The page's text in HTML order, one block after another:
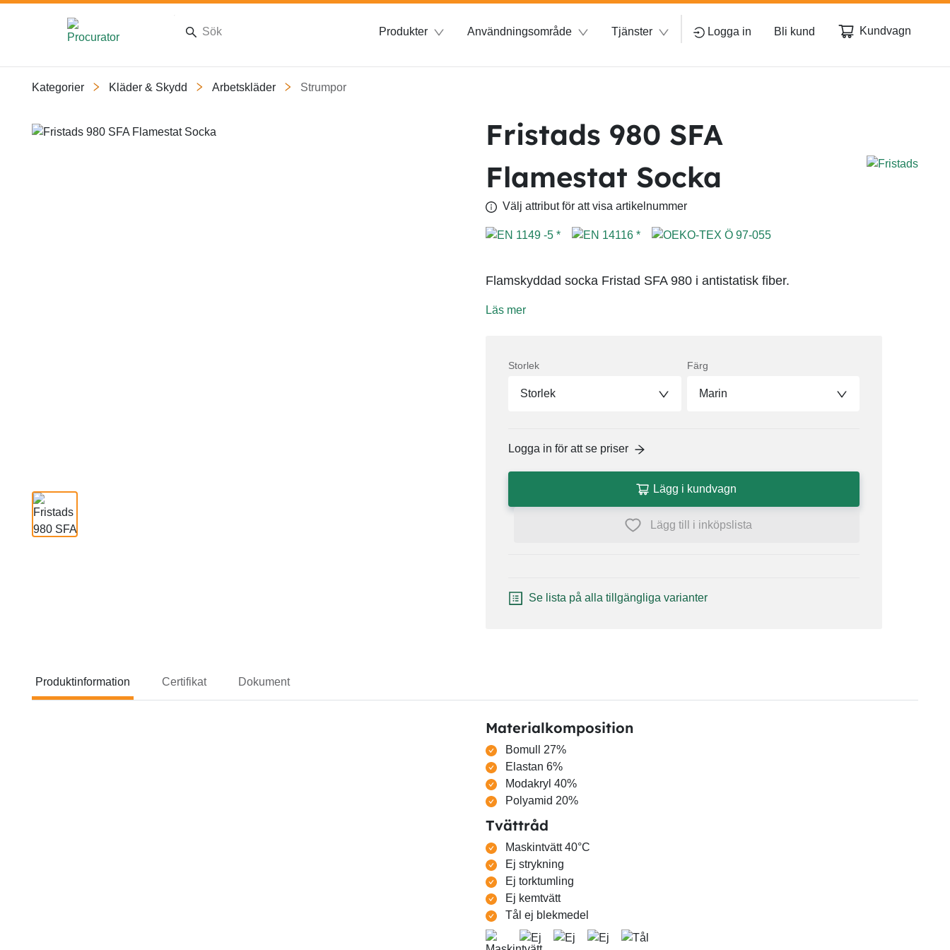
Produkter Användningsområde Tjänster Logga in Bli kund Kundvagn
Kategorier Kläder & Skydd Arbetskläder Strumpor
Slide 1 of 1
Fristads 980 SFA
Flamestat Socka
Välj attribut för att visa artikelnummer
Flamskyddad socka Fristad SFA 980 i antistatisk fiber.
Läs mer
Storlek
Storlek
Färg
Marin
Logga in för att se priser
Lägg i kundvagn
Lägg till i inköpslista
Se lista på alla tillgängliga varianter
Produktinformation Certifikat Dokument
Materialkomposition
Bomull 27%
Elastan 6%
Modakryl 40%
Polyamid 20%
Tvättråd
Maskintvätt 40°C
Ej strykning
Ej torktumling
Ej kemtvätt
Tål ej blekmedel